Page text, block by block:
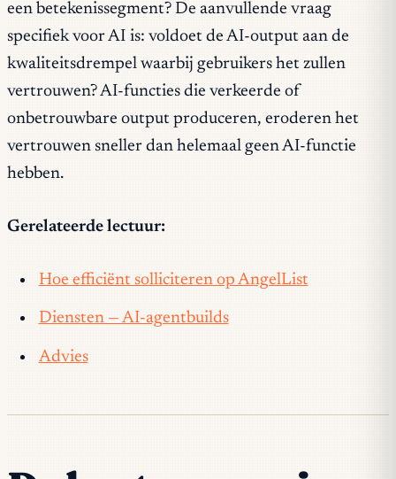
een betekenissegment? De aanvullende vraag
specifiek voor AI is: voldoet de AI-output aan de
kwaliteitsdrempel waarbij gebruikers het zullen
vertrouwen? AI-functies die verkeerde of
onbetrouwbare output produceren, eroderen het
vertrouwen sneller dan helemaal geen AI-functie
hebben.
Gerelateerde lectuur:
Hoe efficiënt solliciteren op AngelList
Diensten — AI-agentbuilds
Advies